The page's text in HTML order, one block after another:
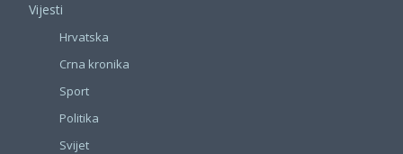
Vijesti
Hrvatska
Crna kronika
Sport
Politika
Svijet